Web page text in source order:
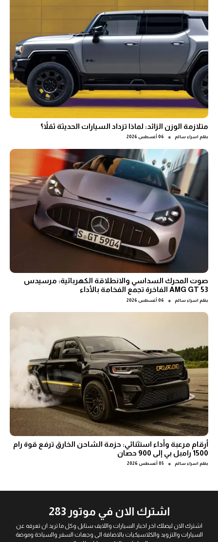
متلازمة الوزن الزائد: لماذا تزداد السيارات الحديثة ثقلاً؟
بقلم اسراء سالم ● 06 أغسطس 2026
صوت المحرك السداسي والانطلاقة الكهربائية: مرسيدس
AMG GT 53 الفاخرة تجمع الفخامة بالأداء
بقلم اسراء سالم ● 06 أغسطس 2026
أرقام مرعبة وأداء استثنائي: حزمة الشاحن الخارق ترفع قوة رام
1500 رامبل بي إلى 900 حصان
بقلم اسراء سالم ● 05 أغسطس 2026
اشترك الان في موتور 283
اشترك الان ليصلك اخر اخبار السيارات واللايف ستايل وكل ما تريد ان تعرفه عن
السيارات والتزويد والكلاسيكيات بالاضافة الى وجهات السفر والسياحة وموضة